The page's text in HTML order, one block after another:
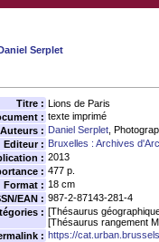
Serplet
Titre : Lions de Paris
: texte imprimé
Auteurs : Daniel Serplet ,
Editeur : Bruxelles : Archives
: 2013
: 477 p.
Format : 18 cm
EAN : 987-2-87143-281-4
: [Thésaurus
[Thésaurus rangement
: https://